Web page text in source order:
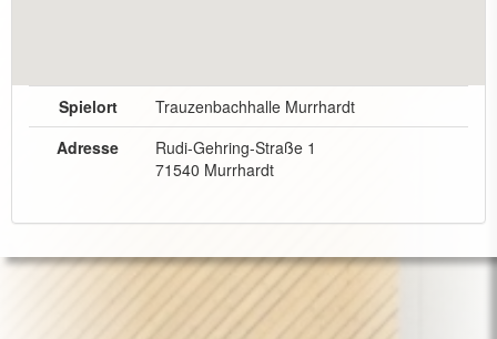
Spielort
Trauzenbachhalle Murrhardt
Adresse
Rudi-Gehring-Straße 1
71540 Murrhardt